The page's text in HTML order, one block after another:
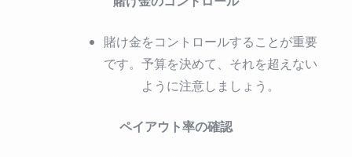
賭け金をコントロールすることが重要
です。予算を決めて、それを超えない
ように注意しましょう。
ペイアウト率の確認